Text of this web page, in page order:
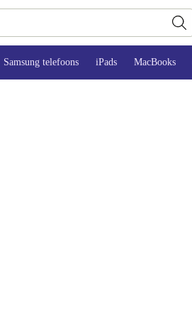
Samsung telefoons iPads MacBooks